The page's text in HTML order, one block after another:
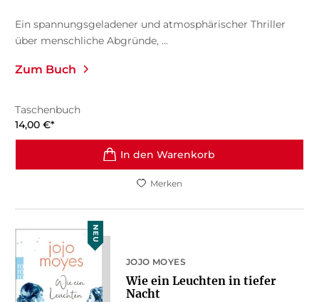
Ein spannungsgeladener und atmosphärischer Thriller
über menschliche Abgründe, ...
Zum Buch
Taschenbuch
14,00 €*
In den Warenkorb
Merken
NEU
JOJO MOYES
Wie ein Leuchten in tiefer
Nacht